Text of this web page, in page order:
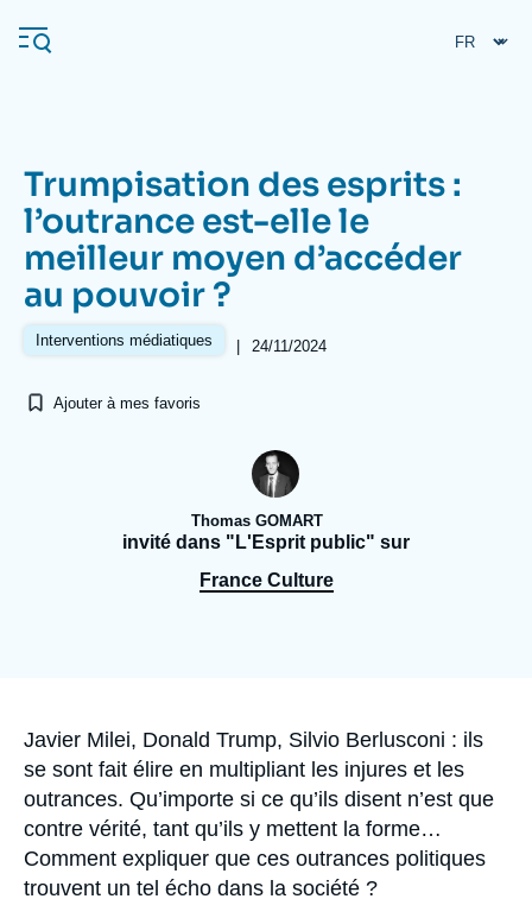
au
contenu
Navigation
principale
L'Ifri
Analyses
Se connecter
Trumpisation des esprits :
l’outrance est-elle le
meilleur moyen d’accéder
au pouvoir ?
Interventions médiatiques | 24/11/2024
Ajouter à mes favoris
Thomas GOMART
invité dans "L'Esprit public" sur
France Culture
Accroche
Javier Milei, Donald Trump, Silvio Berlusconi : ils
se sont fait élire en multipliant les injures et les
outrances. Qu’importe si ce qu’ils disent n’est que
contre vérité, tant qu’ils y mettent la forme…
Comment expliquer que ces outrances politiques
trouvent un tel écho dans la société ?